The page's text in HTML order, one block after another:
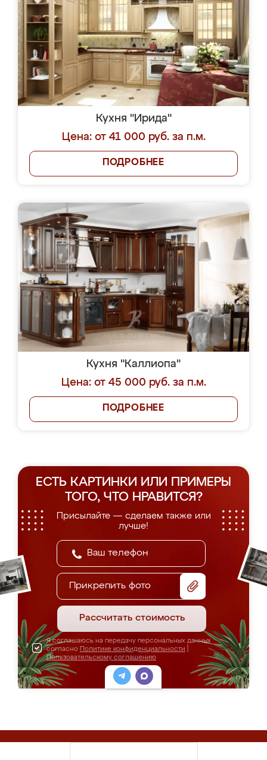
Кухня "Ирида"
Цена: от 41 000 руб. за п.м.
ПОДРОБНЕЕ
Кухня "Каллиопа"
Цена: от 45 000 руб. за п.м.
ПОДРОБНЕЕ
ЕСТЬ КАРТИНКИ ИЛИ ПРИМЕРЫ
ТОГО, ЧТО НРАВИТСЯ?
Присылайте — сделаем также или
лучше!
Прикрепить фото
Рассчитать стоимость
Я соглашаюсь на передачу персональных данных
согласно Политике конфиденциальности
Пользовательскому соглашению